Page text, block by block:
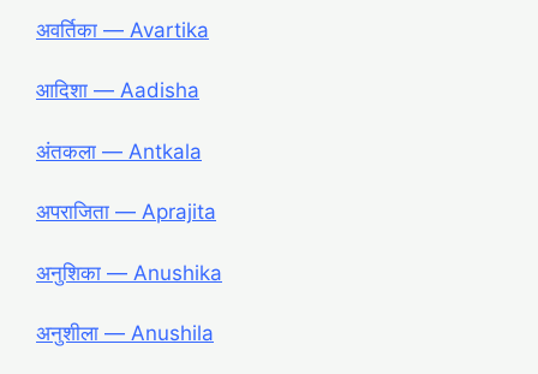
अवर्तिका ― Avartika
आदिशा ― Aadisha
अंतकला ― Antkala
अपराजिता ― Aprajita
अनुशिका ― Anushika
अनुशीला ― Anushila